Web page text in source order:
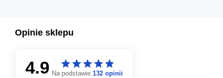
Opinie sklepu
4.9 starstarstarstarstar
starstarstarstarstar
Na podstawie 132 opinii